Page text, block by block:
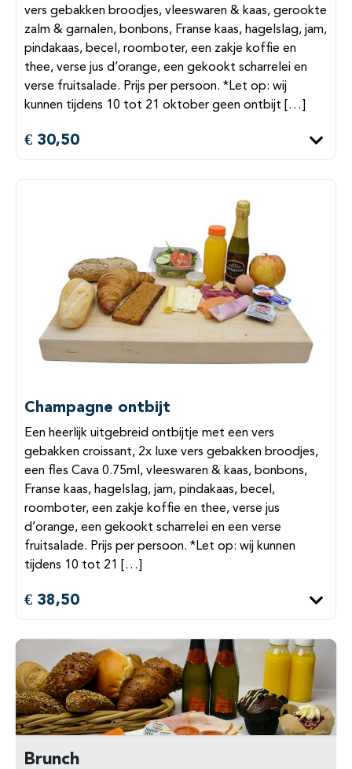
vers gebakken broodjes, vleeswaren & kaas, gerookte
zalm & garnalen, bonbons, Franse kaas, hagelslag, jam,
pindakaas, becel, roomboter, een zakje koffie en
thee, verse jus d’orange, een gekookt scharrelei en
verse fruitsalade. Prijs per persoon. *Let op: wij
kunnen tijdens 10 tot 21 oktober geen ontbijt […]
€ 30,50
Champagne ontbijt
Een heerlijk uitgebreid ontbijtje met een vers
gebakken croissant, 2x luxe vers gebakken broodjes,
een fles Cava 0.75ml, vleeswaren & kaas, bonbons,
Franse kaas, hagelslag, jam, pindakaas, becel,
roomboter, een zakje koffie en thee, verse jus
d’orange, een gekookt scharrelei en een verse
fruitsalade. Prijs per persoon. *Let op: wij kunnen
tijdens 10 tot 21 […]
€ 38,50
Brunch